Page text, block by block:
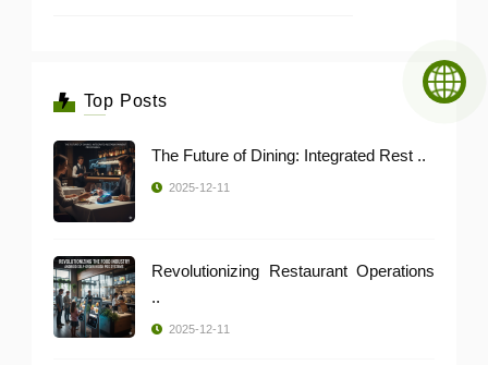
Top Posts
The Future of Dining: Integrated Rest ..
2025-12-11
Revolutionizing Restaurant Operations
..
2025-12-11